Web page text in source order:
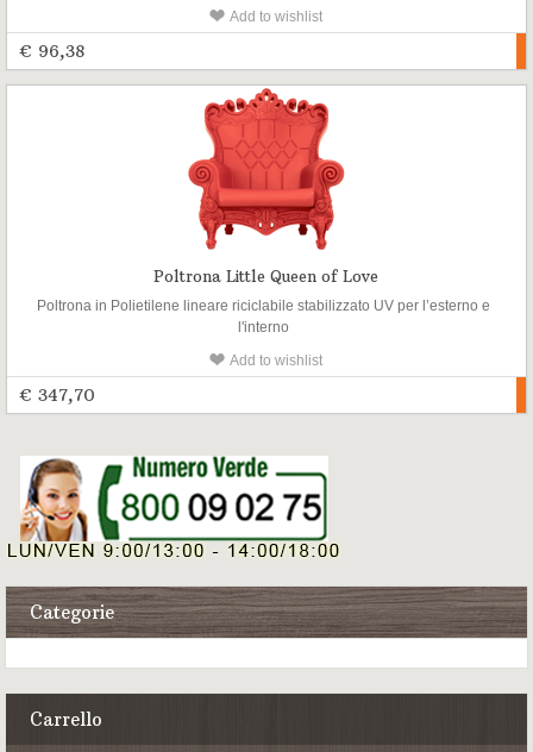
Add to wishlist
€ 96,38
Poltrona Little Queen of Love
Poltrona in Polietilene lineare riciclabile stabilizzato UV per l’esterno e
l'interno
Add to wishlist
€ 347,70
Categorie
Carrello